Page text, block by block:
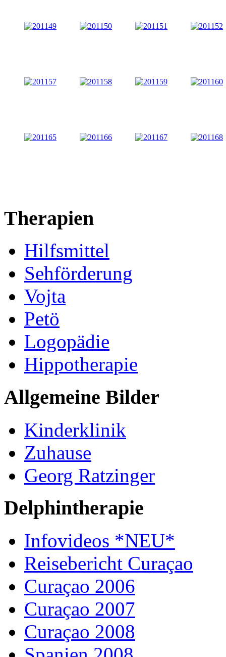
Therapien
Hilfsmittel
Sehförderung
Vojta
Petö
Logopädie
Hippotherapie
Allgemeine Bilder
Kinderklinik
Zuhause
Georg Ratzinger
Delphintherapie
Infovideos *NEU*
Reisebericht Curaçao
Curaçao 2006
Curaçao 2007
Curaçao 2008